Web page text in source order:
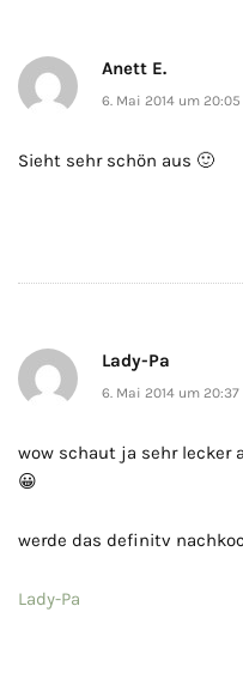
Anett E.
6. Mai 2014 um 20:05
Sieht sehr schön aus 🙂
Lady-Pa
6. Mai 2014 um 20:37
wow schaut ja sehr lecker
😀
werde das definitv
Lady-Pa